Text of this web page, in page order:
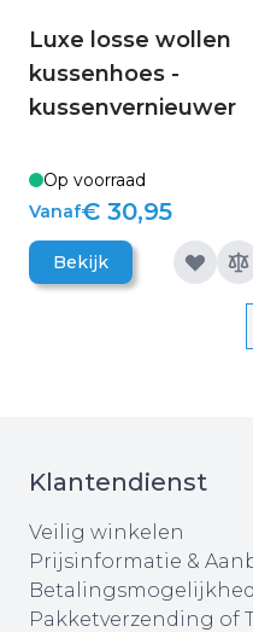
Luxe losse wollen
kussenhoes -
kussenvernieuwer
Op voorraad
Vanaf€ 30,95
Bekijk
Klantendienst
Veilig winkelen
Prijsinformatie &
Pakketverzending of